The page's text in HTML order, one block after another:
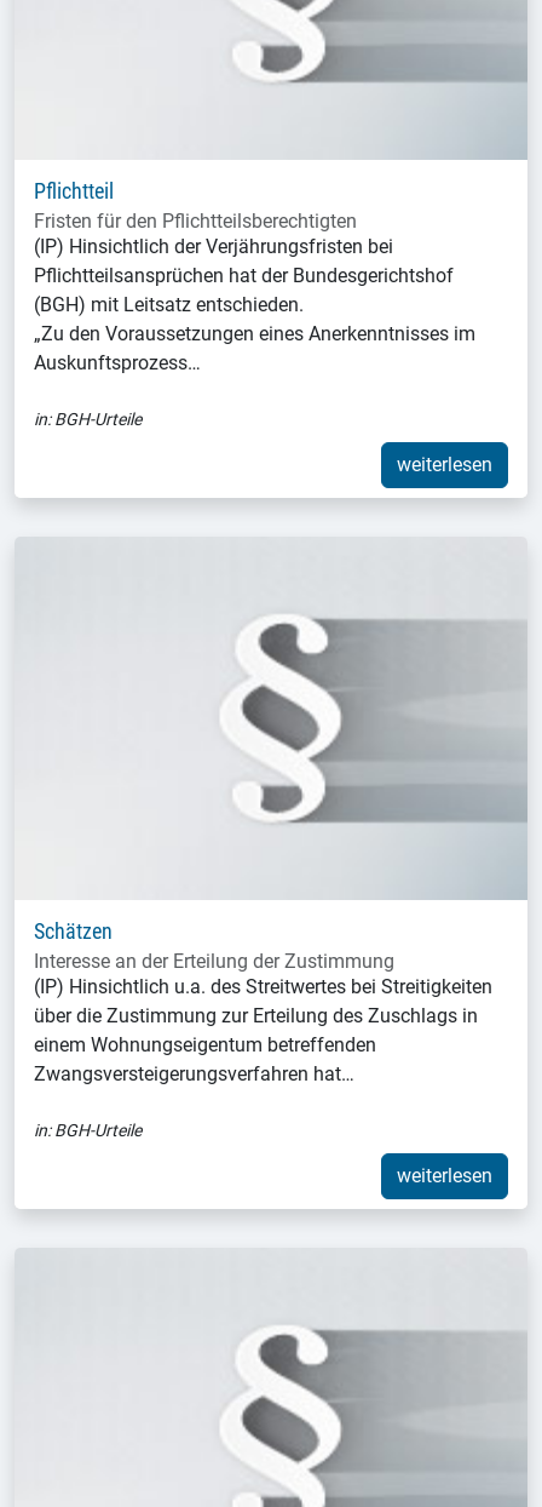
Pflichtteil
Fristen für den Pflichtteilsberechtigten
(IP) Hinsichtlich der Verjährungsfristen bei
Pflichtteilsansprüchen hat der Bundesgerichtshof
(BGH) mit Leitsatz entschieden.
„Zu den Voraussetzungen eines Anerkenntnisses im
Auskunftsprozess…
in:BGH-Urteile
weiterlesen
Schätzen
Interesse an der Erteilung der Zustimmung
(IP) Hinsichtlich u.a. des Streitwertes bei Streitigkeiten
über die Zustimmung zur Erteilung des Zuschlags in
einem Wohnungseigentum betreffenden
Zwangsversteigerungsverfahren hat…
in:BGH-Urteile
weiterlesen